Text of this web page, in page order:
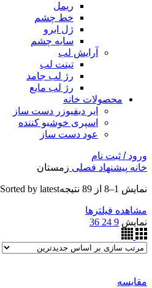
ریمل
خط چشم
ژل ابرو
سایه چشم
آرایش لب
تینت لب
رژ لب جامد
رژ لب مایع
محصولات خانه
ایر دیفیوزر دست ساز
اسپری خوشبو کننده
عود دست ساز
ورود / ثبت نام
خانه پیشنهاد فصلی زمستان
نمایش 1–8 از 89 نتیجه Sorted by latest
مشاهده فیلترها
نمایش 9
24
36
مقایسه